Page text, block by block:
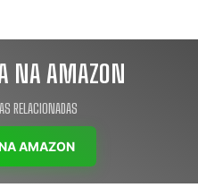
NA AMAZON
RELACIONADAS
AMAZON